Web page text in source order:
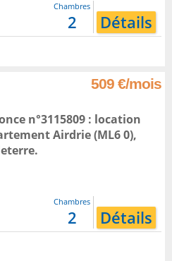
Chambres
2 Détails
509 €/mois
n°3115809 : location
Airdrie(ML6 0),
.
Chambres
2 Détails